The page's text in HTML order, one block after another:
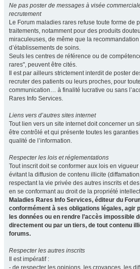
Ne pas poster de messages à visée
recrutement
Le Forum maladies rares refuse toute forme de
traitements, notamment pour des produits
miraculeuses, de même que la
d’établissements de soins.
Seuls les centres de référence ou de
rares", peuvent être cités.
Il est par ailleurs strictement interdit de poster
recruter des patients ou leurs proches, pour
communication… à finalité lucrative ou sans
Rares Info Services.
Liens vers d’autres sites internet
Tout lien vers un site internet doit concerner un
être contrôlé et qui présente toutes les
qualité de l’information.
Respecter les lois et réglementations
Tout inscrit doit se conformer aux lois en
évitant la diffusion de contenu illicite
respectant la vie privée des autres inscrits et
en se conformant au droit de la propriété
Maladies Rares Info Services, éditeur du
conformément à ses obligations légales, agir
les données ou en rendre l’accès impossible
directement ou par un tiers, de tout contenu
forums.
Respecter les autres inscrits
Il est impératif :
- de respecter les opinions, les croyances, les